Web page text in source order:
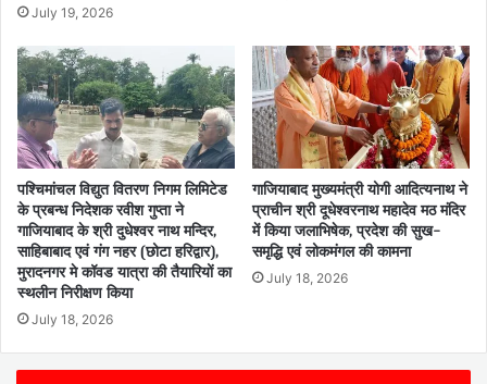
July 19, 2026
पश्चिमांचल विद्युत वितरण निगम लिमिटेड
के प्रबन्ध निदेशक रवीश गुप्ता ने
गाजियाबाद के श्री दुधेश्वर नाथ मन्दिर,
साहिबाबाद एवं गंग नहर (छोटा हरिद्वार),
मुरादनगर मे कॉवड यात्रा की तैयारियों का
स्थलीन निरीक्षण किया
July 18, 2026
गाजियाबाद मुख्यमंत्री योगी आदित्यनाथ ने
प्राचीन श्री दूधेश्वरनाथ महादेव मठ मंदिर
में किया जलाभिषेक, प्रदेश की सुख-
समृद्धि एवं लोकमंगल की कामना
July 18, 2026